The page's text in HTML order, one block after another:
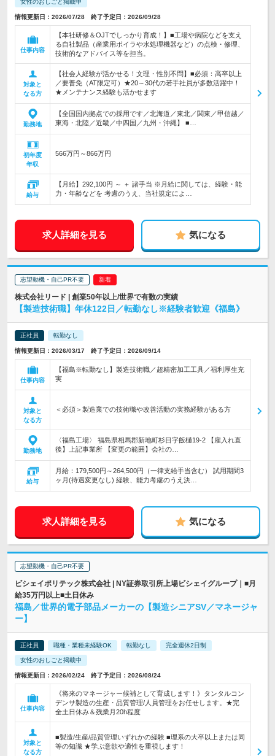
女性のおしごと掲載中
情報更新日：2026/07/28 終了予定日：2026/09/28
仕事内容
【本社研修＆OJTでしっかり育成！】■工場や病院などを支え
る自社製品（産業用ボイラや水処理機器など）の点検・修理、
技術的なアドバイス等を担当。
対象と
なる方
【社会人経験が活かせる！文理・性別不問】■必須：高卒以上
／要普免（AT限定可）★20～30代の若手社員が多数活躍中！
★メンテナンス経験も活かせます
勤務地
【全国国内拠点での採用です／北海道／東北／関東／甲信越／
東海・北陸／近畿／中四国／九州・沖縄】 ■…
初年度
年収
566万円～866万円
給与
【月給】292,100円 ～ ＋ 諸手当 ※月給に関しては、経験・能
力・年齢などを 考慮のうえ、当社規定によ…
求人詳細を見る 気になる
志望動機・自己PR不要
株式会社リード | 創業50年以上/世界で有数の実績
【製造技術職】年休122日／転勤なし※経験者歓迎《福島》
正社員 転勤なし
情報更新日：2026/03/17 終了予定日：2026/09/14
仕事内容
【福島※転勤なし】製造技術職／超精密加工工具／福利厚生充
実
対象と
なる方
＜必須＞製造業での技術職や改善活動の実務経験がある方
勤務地
〈福島工場〉 福島県相馬郡新地町杉目字飯樋19-2 【雇入れ直
後】上記事業所 【変更の範囲】会社の…
給与
月給：179,500円～264,500円（一律支給手当含む） 試用期間3
ヶ月(待遇変更なし) 経験、能力考慮のうえ決…
求人詳細を見る 気になる
志望動機・自己PR不要
ビシェイポリテック株式会社 | NY証券取引所上場ビシェイグループ｜■月
給35万円以上■土日休み
福島／世界的電子部品メーカーの【製造シニアSV／マネージャ
ー】
正社員 職種・業種未経験OK 転勤なし 完全週休2日制
女性のおしごと掲載中
情報更新日：2026/02/24 終了予定日：2026/08/24
仕事内容
《将来のマネージャー候補として育成します！》タンタルコン
デンサ製造の生産・品質管理/人員管理をお任せします。★完
全土日休み＆残業月20h程度
対象と
なる方
■製造/生産/品質管理いずれかの経験 ■理系の大卒以上または同
等の知識 ★学ぶ意欲や適性を重視します！